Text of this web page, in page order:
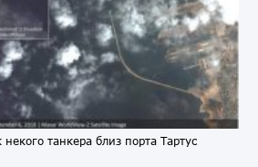
танкера близ порта Тартус